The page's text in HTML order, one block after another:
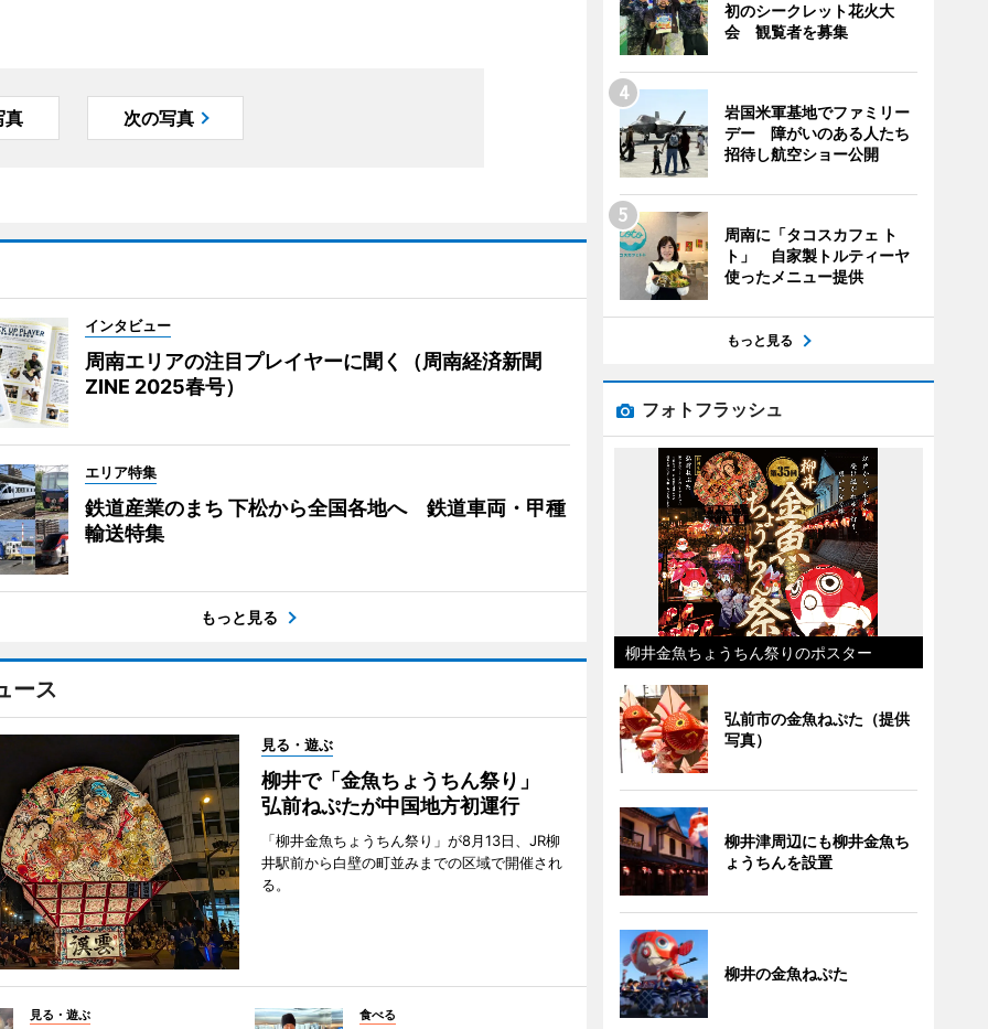
真 次の写真
インタビュー
周南エリアの注目プレイヤーに聞く（周南経済新聞
ZINE 2025春号）
エリア特集
鉄道産業のまち 下松から全国各地へ 鉄道車両・甲種
輸送特集
もっと見る
ース
見る・遊ぶ
柳井で「金魚ちょうちん祭り」
弘前ねぷたが中国地方初運行
「柳井金魚ちょうちん祭り」が8月13日、JR柳
井駅前から白壁の町並みまでの区域で開催され
る。
見る・遊ぶ 食べる
初のシークレット花火大
会 観覧者を募集
岩国米軍基地でファミリー
デー 障がいのある人たち
招待し航空ショー公開
周南に「タコスカフェ ト
ト」 自家製トルティーヤ
使ったメニュー提供
もっと見る
フォトフラッシュ
柳井金魚ちょうちん祭りのポスター
弘前市の金魚ねぷた（提供
写真）
柳井津周辺にも柳井金魚ち
ょうちんを設置
柳井の金魚ねぷた